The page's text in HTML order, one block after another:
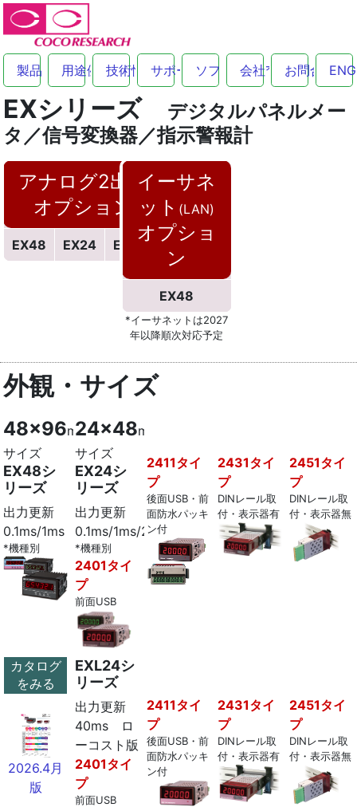
製品 用途例 技術情報サポートソフトウェア
会社 お問合せ
EXシリーズ
デジタルパネルメー
タ／信号変換器／指示警報計
アナログ2出力
オプション
EX48 EX24 EXL24
イーサネ
ット (LAN)
オプショ
ン
EX48
*イーサネットは2027
年以降順次対応予定
外観・サイズ
48x96mm
サイズ
EX48シ
リーズ
出力更新
0.1ms/1ms
*機種別
24x48mm
サイズ
EX24シ
リーズ
出力更新
0.1ms/1ms/2ms
*機種別
2401タイ
プ
前面USB
2411タイ
プ
後面USB・前
面防水パッキ
ン付
2431タイ
プ
DINレール取
付・表示器有
2451タイ
プ
DINレール取
付・表示器無
カタログ
をみる
2026.4月
版
EXL24シ
リーズ
出力更新
40ms ロ
ーコスト版
2401タイ
プ
前面USB
2411タイ
プ
後面USB・前
面防水パッキ
ン付
2431タイ
プ
DINレール取
付・表示器有
2451タイ
プ
DINレール取
付・表示器無